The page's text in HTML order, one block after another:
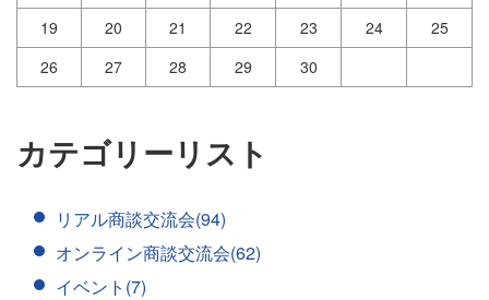
19
20 21 22 23 24
25
26
27 28 29 30
カテゴリーリスト
リアル商談交流会(94)
オンライン商談交流会(62)
イベント(7)